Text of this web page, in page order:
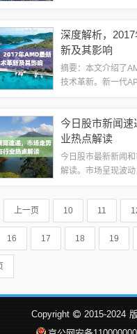
平台，让用户轻松
深度解析，
新及其影响
摘要：本文介绍了
技术革新。新一代
现，推动计算机硬
今日股市新闻
业热点解读
今日股市最新新闻
解读。市场呈现波
资者需密切关注市场
时关注行业热点，
上一页 10 11
16 17 18 19
Copyright 2015-2024